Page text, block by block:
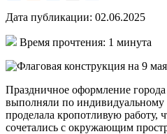
Дата публикации: 02.06.2025
Время прочтения: 1 минута
Праздничное оформление
выполняли по индивидуальному
проделала кропотливую работу,
сочетались с окружающим